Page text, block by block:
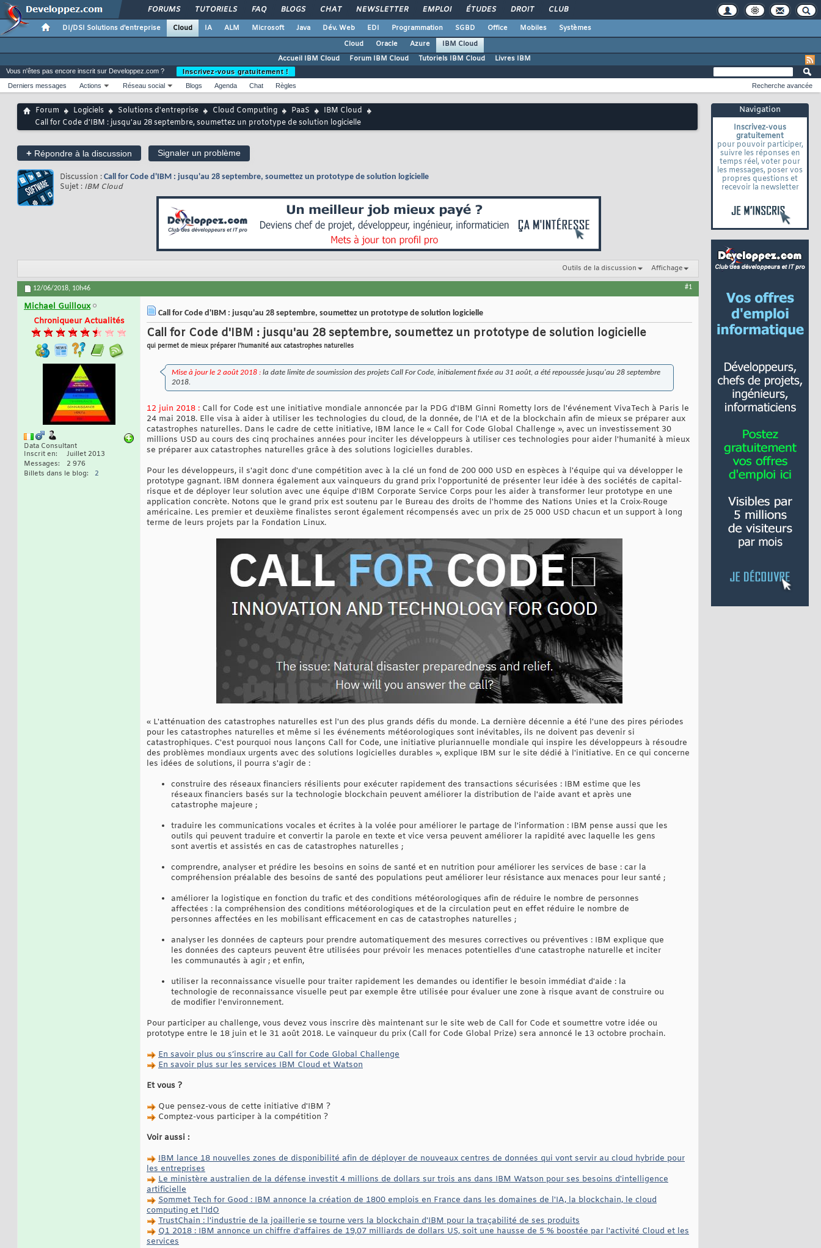
FORUMS TUTORIELS FAQ BLOGS CHAT NEWSLETTER EMPLOI ÉTUDES DROIT CLUB
DI/DSI Solutions d'entreprise Cloud IA ALM Microsoft Java Dév. Web EDI Programmation SGBD Office Mobiles
Systèmes
Cloud
Oracle Azure
IBM Cloud
Accueil IBM Cloud
Forum IBM Cloud Tutoriels IBM Cloud Livres IBM
Navigation
Inscrivez-vous
gratuitement
pour pouvoir participer,
suivre les réponses en
temps réel, voter pour
les messages, poser vos
propres questions et
recevoir la newsletter
Vous n'êtes pas encore inscrit sur Developpez.com ?
Inscrivez-vous gratuitement !
Derniers messages
Actions Réseau social Blogs Agenda Chat Règles Recherche avancée
Forum Logiciels Solutions d'entreprise Cloud Computing PaaS
IBM Cloud
Call for Code d'IBM : jusqu'au 28 septembre, soumettez un prototype de solution logicielle
+ Répondre à la discussion Signaler un problème
Discussion : Call for Code d'IBM : jusqu'au 28 septembre, soumettez un prototype de solution logicielle
Sujet : IBM Cloud
Outils de la discussion Affichage
12/06/2018, 10h46 #1
Michael Guilloux
Chroniqueur Actualités
Data Consultant
Inscrit en
Juillet 2013
Messages
2 976
Billets dans le blog
2
Call for Code d'IBM : jusqu'au 28 septembre, soumettez un prototype de solution logicielle
Call for Code d'IBM : jusqu'au 28 septembre, soumettez un prototype de solution logicielle
qui permet de mieux préparer l'humanité aux catastrophes naturelles
Mise à jour le 2 août 2018 : la date limite de soumission des projets Call For Code, initialement fixée au 31 août, a été repoussée jusqu'au 28 septembre
2018.
12 juin 2018 : Call for Code est une initiative mondiale annoncée par la PDG d'IBM Ginni Rometty lors de l'événement VivaTech à Paris le
24 mai 2018. Elle visa à aider à utiliser les technologies du cloud, de la donnée, de l'IA et de la blockchain afin de mieux se préparer aux
catastrophes naturelles. Dans le cadre de cette initiative, IBM lance le « Call for Code Global Challenge », avec un investissement 30
millions USD au cours des cinq prochaines années pour inciter les développeurs à utiliser ces technologies pour aider l'humanité à mieux
se préparer aux catastrophes naturelles grâce à des solutions logicielles durables.
Pour les développeurs, il s'agit donc d'une compétition avec à la clé un fond de 200 000 USD en espèces à l'équipe qui va développer le
prototype gagnant. IBM donnera également aux vainqueurs du grand prix l'opportunité de présenter leur idée à des sociétés de capital-
risque et de déployer leur solution avec une équipe d'IBM Corporate Service Corps pour les aider à transformer leur prototype en une
application concrète. Notons que le grand prix est soutenu par le Bureau des droits de l'homme des Nations Unies et la Croix-Rouge
américaine. Les premier et deuxième finalistes seront également récompensés avec un prix de 25 000 USD chacun et un support à long
terme de leurs projets par la Fondation Linux.
« L'atténuation des catastrophes naturelles est l'un des plus grands défis du monde. La dernière décennie a été l'une des pires périodes
pour les catastrophes naturelles et même si les événements météorologiques sont inévitables, ils ne doivent pas devenir si
catastrophiques. C'est pourquoi nous lançons Call for Code, une initiative pluriannuelle mondiale qui inspire les développeurs à résoudre
des problèmes mondiaux urgents avec des solutions logicielles durables », explique IBM sur le site dédié à l'initiative. En ce qui concerne
les idées de solutions, il pourra s'agir de :
construire des réseaux financiers résilients pour exécuter rapidement des transactions sécurisées : IBM estime que les
réseaux financiers basés sur la technologie blockchain peuvent améliorer la distribution de l'aide avant et après une
catastrophe majeure ;
traduire les communications vocales et écrites à la volée pour améliorer le partage de l'information : IBM pense aussi que les
outils qui peuvent traduire et convertir la parole en texte et vice versa peuvent améliorer la rapidité avec laquelle les gens
sont avertis et assistés en cas de catastrophes naturelles ;
comprendre, analyser et prédire les besoins en soins de santé et en nutrition pour améliorer les services de base : car la
compréhension préalable des besoins de santé des populations peut améliorer leur résistance aux menaces pour leur santé ;
améliorer la logistique en fonction du trafic et des conditions météorologiques afin de réduire le nombre de personnes
affectées : la compréhension des conditions météorologiques et de la circulation peut en effet réduire le nombre de
personnes affectées en les mobilisant efficacement en cas de catastrophes naturelles ;
analyser les données de capteurs pour prendre automatiquement des mesures correctives ou préventives : IBM explique que
les données des capteurs peuvent être utilisées pour prévoir les menaces potentielles d'une catastrophe naturelle et inciter
les communautés à agir ; et enfin,
utiliser la reconnaissance visuelle pour traiter rapidement les demandes ou identifier le besoin immédiat d'aide : la
technologie de reconnaissance visuelle peut par exemple être utilisée pour évaluer une zone à risque avant de construire ou
de modifier l'environnement.
Pour participer au challenge, vous devez vous inscrire dès maintenant sur le site web de Call for Code et soumettre votre idée ou
prototype entre le 18 juin et le 31 août 2018. Le vainqueur du prix (Call for Code Global Prize) sera annoncé le 13 octobre prochain.
En savoir plus ou s’inscrire au Call for Code Global Challenge
En savoir plus sur les services IBM Cloud et Watson
Et vous ?
Que pensez-vous de cette initiative d'IBM ?
Comptez-vous participer à la compétition ?
Voir aussi :
IBM lance 18 nouvelles zones de disponibilité afin de déployer de nouveaux centres de données qui vont servir au cloud hybride pour
les entreprises
Le ministère australien de la défense investit 4 millions de dollars sur trois ans dans IBM Watson pour ses besoins d'intelligence
artificielle
Sommet Tech for Good : IBM annonce la création de 1800 emplois en France dans les domaines de l'IA, la blockchain, le cloud
computing et l'IdO
TrustChain : l'industrie de la joaillerie se tourne vers la blockchain d'IBM pour la traçabilité de ses produits
Q1 2018 : IBM annonce un chiffre d'affaires de 19,07 milliards de dollars US, soit une hausse de 5 % boostée par l'activité Cloud et les
services